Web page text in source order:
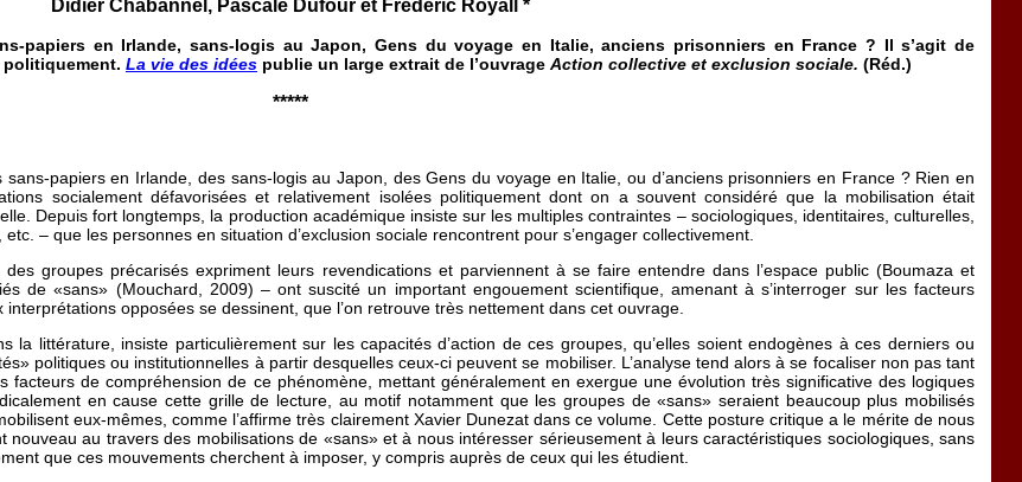
Didier Chabannel, Pascale Dufour et Frédéric Royall *
papiers en Irlande, sans-logis au Japon, Gens du voyage en Italie, anciens prisonniers en France ? Il s’agit de
La vie des idées publie un large extrait de l’ouvrage Action collective et exclusion sociale. (Réd.)
*****
papiers en Irlande, des sans-logis au Japon, des Gens du voyage en Italie, ou d’anciens prisonniers en France ? Rien en
socialement défavorisées et relativement isolées politiquement dont on a souvent considéré que la mobilisation était
Depuis fort longtemps, la production académique insiste sur les multiples contraintes – sociologiques, identitaires, culturelles,
– que les personnes en situation d’exclusion sociale rencontrent pour s’engager collectivement.
groupes précarisés expriment leurs revendications et parviennent à se faire entendre dans l’espace public (Boumaza et
de «sans» (Mouchard, 2009) – ont suscité un important engouement scientifique, amenant à s’interroger sur les facteurs
opposées se dessinent, que l’on retrouve très nettement dans cet ouvrage.
la littérature, insiste particulièrement sur les capacités d’action de ces groupes, qu’elles soient endogènes à ces derniers ou
politiques ou institutionnelles à partir desquelles ceux-ci peuvent se mobiliser. L’analyse tend alors à se focaliser non pas tant
facteurs de compréhension de ce phénomène, mettant généralement en exergue une évolution très significative des logiques
en cause cette grille de lecture, au motif notamment que les groupes de «sans» seraient beaucoup plus mobilisés
eux-mêmes, comme l’affirme très clairement Xavier Dunezat dans ce volume. Cette posture critique a le mérite de nous
au travers des mobilisations de «sans» et à nous intéresser sérieusement à leurs caractéristiques sociologiques, sans
que ces mouvements cherchent à imposer, y compris auprès de ceux qui les étudient.